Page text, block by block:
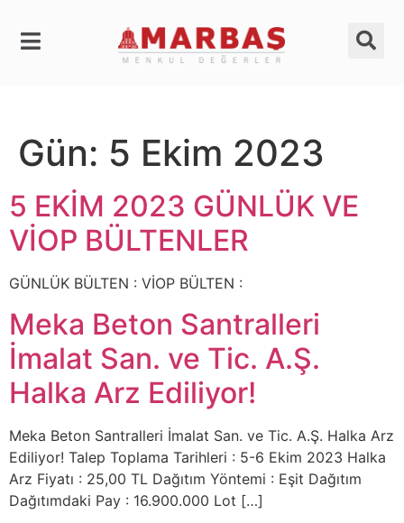
Gün: 5 Ekim 2023
5 EKİM 2023 GÜNLÜK VE
VİOP BÜLTENLER
GÜNLÜK BÜLTEN : VİOP BÜLTEN :
Meka Beton Santralleri
İmalat San. ve Tic. A.Ş.
Halka Arz Ediliyor!
Meka Beton Santralleri İmalat San. ve Tic. A.Ş. Halka Arz
Ediliyor! Talep Toplama Tarihleri : 5-6 Ekim 2023 Halka
Arz Fiyatı : 25,00 TL Dağıtım Yöntemi : Eşit Dağıtım
Dağıtımdaki Pay : 16.900.000 Lot […]